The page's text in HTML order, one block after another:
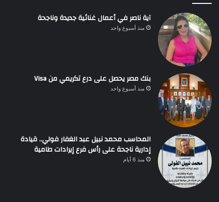
آية ناصر في أعمال غنائية جديدة وناجحة
منذ أسبوع واحد
بنك مصر يحصل على درع تكريمي من Visa
منذ أسبوع واحد
المحاسب محمد نبيل عبد الغفار فولي.. قيادة
إدارية ناجحة على رأس فرع إيرادات طامية
منذ 6 أيام